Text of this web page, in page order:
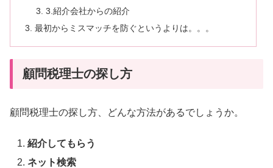
3.紹介会社からの紹介
最初からミスマッチを防ぐというよりは。。。
顧問税理士の探し方
顧問税理士の探し方、どんな方法があるでしょうか。
紹介してもらう
ネット検索